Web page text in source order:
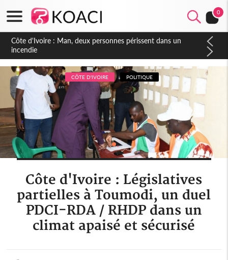
0
Côte d'Ivoire : Séileu, la célébration de la fête nationale
transformée en vaste campagne contre les produits
dépigmentants dangereux
CÔTE D'IVOIRE POLITIQUE
Côte d'Ivoire : Législatives
partielles à Toumodi, un duel
PDCI-RDA / RHDP dans un
climat apaisé et sécurisé